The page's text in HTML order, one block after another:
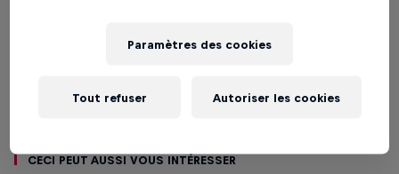
Ceci peut aussi vous intéresser
Paramètres des cookies
Tout refuser Autoriser les cookies